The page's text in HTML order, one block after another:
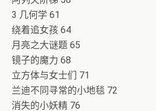
3 几何学 61
绕着追女孩 64
月亮之大谜题 65
镜子的魔力 68
立方体与女士们 71
兰迪不同寻常的小地毯 72
消失的小妖精 76